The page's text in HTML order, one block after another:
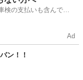
検の支払いも含んでい
Ad
ン！！